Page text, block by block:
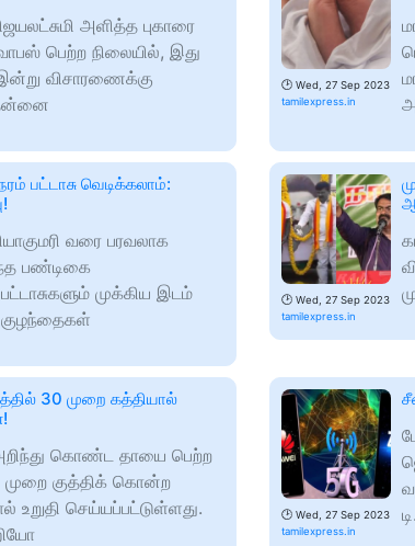
அளித்த புகாரை
பெற்ற நிலையில், இது
விசாரணைக்கு
🕑 Wed, 27 Sep 2023
tamilexpress.in
பட்டாசு வெடிக்கலாம்:
வரை பரவலாக
பண்டிகை
முக்கிய இடம்
குழந்தைகள்
🕑 Wed, 27 Sep 2023
tamilexpress.in
30 முறை கத்தியால்
கொண்ட தாயை பெற்ற
குத்திக் கொன்ற
உறுதி செய்யப்பட்டுள்ளது.
🕑 Wed, 27 Sep 2023
tamilexpress.in